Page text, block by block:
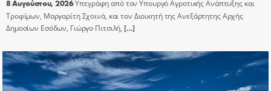
8 Αυγούστου, 2026Υπεγράφη από τον Υπουργό Αγροτικής Ανάπτυξης και
Τροφίμων, Μαργαρίτη Σχοινά, και τον Διοικητή της Ανεξάρτητης Αρχής
Δημοσίων Εσόδων, Γιώργο Πιτσιλή, […]